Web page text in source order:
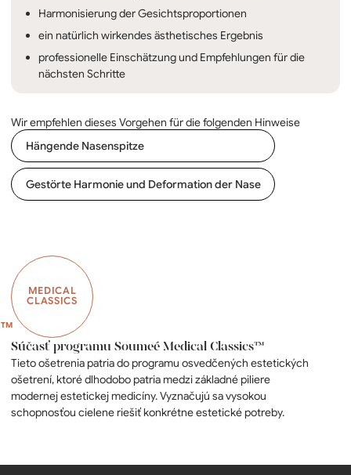
Wir empfehlen dieses Vorgehen für die folgenden Hinweise
Hängende Nasenspitze
Gestörte Harmonie und Deformation der Nase
MEDICAL
CLASSICS
Súčasť programu Soumeé Medical Classics™
Tieto ošetrenia patria do programu osvedčených estetických
ošetrení, ktoré dlhodobo patria medzi základné piliere
modernej estetickej medicíny. Vyznačujú sa vysokou
schopnosťou cielene riešiť konkrétne estetické potreby.
Harmonisierung der Gesichtsproportionen
ein natürlich wirkendes ästhetisches Ergebnis
professionelle Einschätzung und Empfehlungen für die
nächsten Schritte